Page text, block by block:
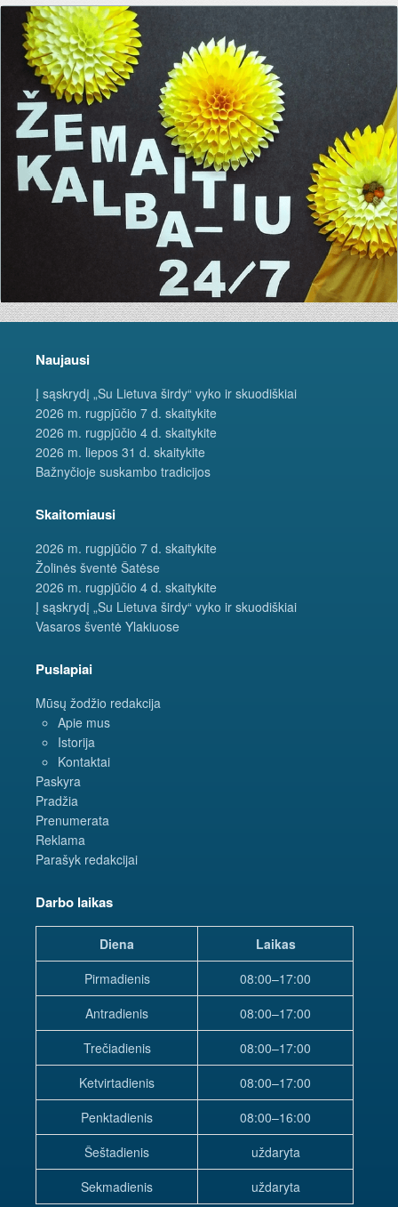
Naujausi
Į sąskrydį „Su Lietuva širdy“ vyko ir skuodiškiai
2026 m. rugpjūčio 7 d. skaitykite
2026 m. rugpjūčio 4 d. skaitykite
2026 m. liepos 31 d. skaitykite
Bažnyčioje suskambo tradicijos
Skaitomiausi
2026 m. rugpjūčio 7 d. skaitykite
Žolinės šventė Šatėse
2026 m. rugpjūčio 4 d. skaitykite
Į sąskrydį „Su Lietuva širdy“ vyko ir skuodiškiai
Vasaros šventė Ylakiuose
Puslapiai
Mūsų žodžio redakcija
Apie mus
Istorija
Kontaktai
Paskyra
Pradžia
Prenumerata
Reklama
Parašyk redakcijai
Darbo laikas
Diena
Laikas
Pirmadienis
08:00–17:00
Antradienis
08:00–17:00
Trečiadienis
08:00–17:00
Ketvirtadienis
08:00–17:00
Penktadienis
08:00–16:00
Šeštadienis
uždaryta
Sekmadienis
uždaryta